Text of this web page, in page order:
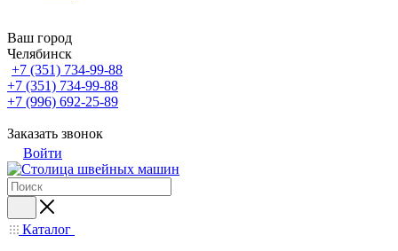
Ваш город
Челябинск
+7 (351) 734-99-88
+7 (351) 734-99-88
+7 (996) 692-25-89
Заказать звонок
Войти
Каталог